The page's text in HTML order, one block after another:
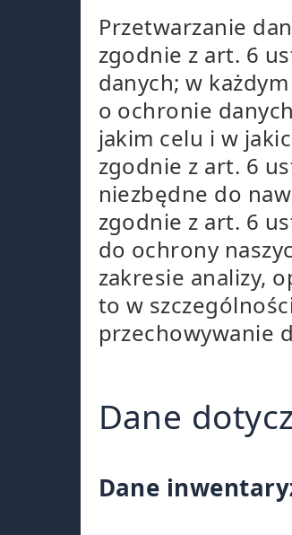
Przetwarzanie
zgodnie z art. 6
danych; w
o ochronie
jakim celu i w
zgodnie z art. 6
niezbędne do
zgodnie z art. 6
do ochrony
zakresie analizy,
to w
przechowywanie
Dane
Dane